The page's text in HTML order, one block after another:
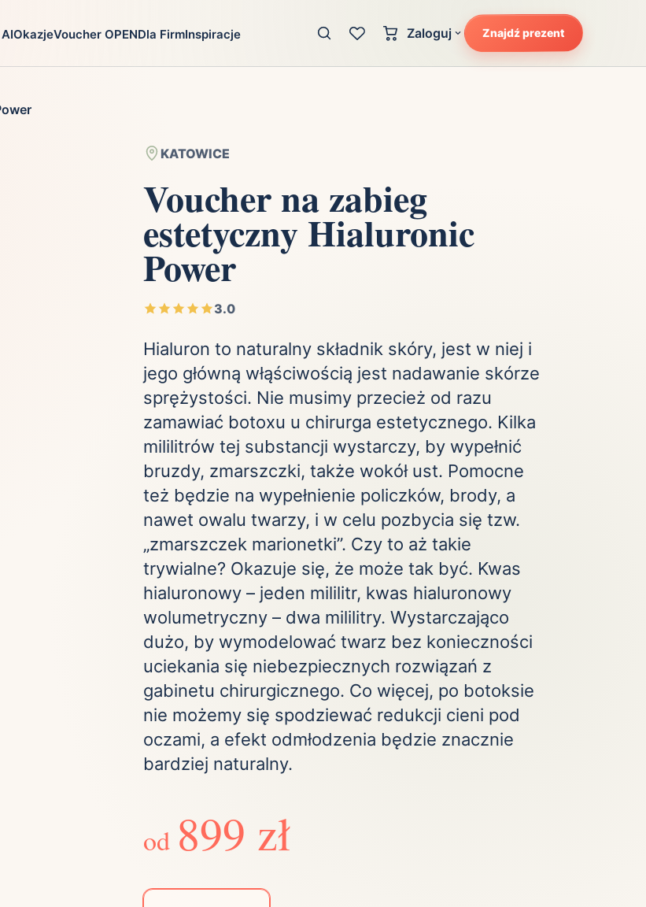
Kultura i Rozrywka
Imieniny
Narodziny dziecka
Parapetówka
Rocznica
Różne okazje
Lans i błysk reflektorów
Magię
Moc
Bydgoszcz
Ciechocinek
Gorzów
Wielkopolski
Kraków
OkazjeVoucher OPENDla FirmInspiracje Zaloguj Znajdź prezent
KATOWICE
Voucher na zabieg
estetyczny Hialuronic
Power
3.0
Hialuron to naturalny składnik skóry, jest w niej i
jego główną włąściwością jest nadawanie skórze
sprężystości. Nie musimy przecież od razu
zamawiać botoxu u chirurga estetycznego. Kilka
mililitrów tej substancji wystarczy, by wypełnić
bruzdy, zmarszczki, także wokół ust. Pomocne
też będzie na wypełnienie policzków, brody, a
nawet owalu twarzy, i w celu pozbycia się tzw.
„zmarszczek marionetki”. Czy to aż takie
trywialne? Okazuje się, że może tak być. Kwas
hialuronowy – jeden mililitr, kwas hialuronowy
wolumetryczny – dwa mililitry. Wystarczająco
dużo, by wymodelować twarz bez konieczności
uciekania się niebezpiecznych rozwiązań z
gabinetu chirurgicznego. Co więcej, po botoksie
nie możemy się spodziewać redukcji cieni pod
oczami, a efekt odmłodzenia będzie znacznie
bardziej naturalny.
od 899 zł